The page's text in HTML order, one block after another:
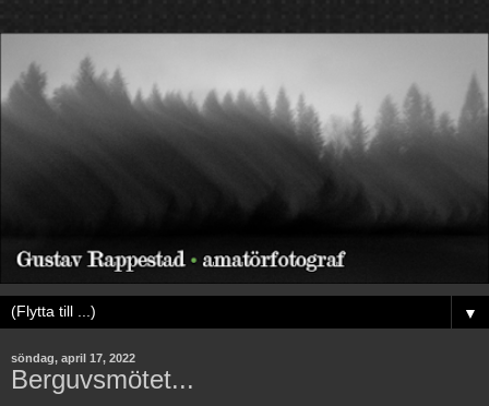
▼
söndag, april 17, 2022
Berguvsmötet...